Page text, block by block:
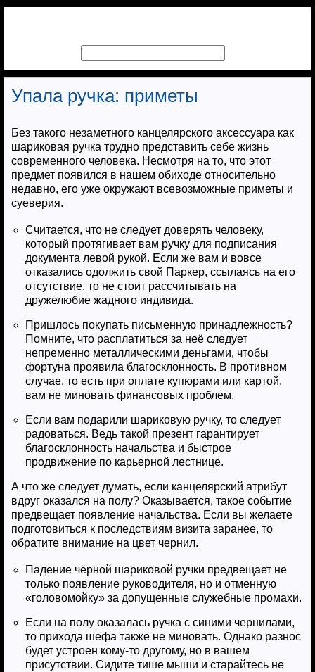
Упала ручка: приметы
Без такого незаметного канцелярского аксессуара как
шариковая ручка трудно представить себе жизнь
современного человека. Несмотря на то, что этот
предмет появился в нашем обиходе относительно
недавно, его уже окружают всевозможные приметы и
суеверия.
Считается, что не следует доверять человеку,
который протягивает вам ручку для подписания
документа левой рукой. Если же вам и вовсе
отказались одолжить свой Паркер, ссылаясь на его
отсутствие, то не стоит рассчитывать на
дружелюбие жадного индивида.
Пришлось покупать письменную принадлежность?
Помните, что расплатиться за неё следует
непременно металлическими деньгами, чтобы
фортуна проявила благосклонность. В противном
случае, то есть при оплате купюрами или картой,
вам не миновать финансовых проблем.
Если вам подарили шариковую ручку, то следует
радоваться. Ведь такой презент гарантирует
благосклонность начальства и быстрое
продвижение по карьерной лестнице.
А что же следует думать, если канцелярский атрибут
вдруг оказался на полу? Оказывается, такое событие
предвещает появление начальства. Если вы желаете
подготовиться к последствиям визита заранее, то
обратите внимание на цвет чернил.
Падение чёрной шариковой ручки предвещает не
только появление руководителя, но и отменную
«головомойку» за допущенные служебные промахи.
Если на полу оказалась ручка с синими чернилами,
то прихода шефа также не миновать. Однако разнос
будет устроен кому-то другому, но в вашем
присутствии. Сидите тише мыши и старайтесь не